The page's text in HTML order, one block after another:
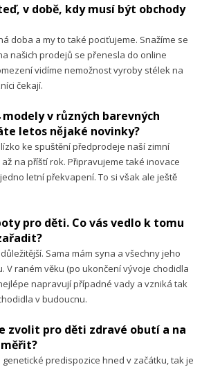
v době, kdy musí být obchody
doba a my to také pociťujeme. Snažíme se
našich prodejů se přenesla do online
vidíme nemožnost vyroby stélek na
čekají.
v různých barevných
letos nějaké novinky?
ke spuštění předprodeje naší zimní
na příští rok. Připravujeme také inovace
letní překvapení. To si však ale ještě
pro děti. Co vás vedlo k tomu
Sama mám syna a všechny jeho
V raném věku (po ukončení vývoje chodidla
napravují případné vady a vzniká tak
v budoucnu.
zvolit pro děti zdravé obutí a na
predispozice hned v začátku, tak je